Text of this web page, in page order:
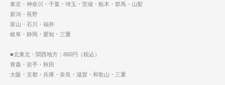
東京・神奈川・千葉・埼玉・茨城・栃木・群馬・山梨
新潟・長野
富山・石川・福井
岐阜・静岡・愛知・三重
■北東北・関西地方：860円（税込）
青森・岩手・秋田
大阪・京都・兵庫・奈良・滋賀・和歌山・三重